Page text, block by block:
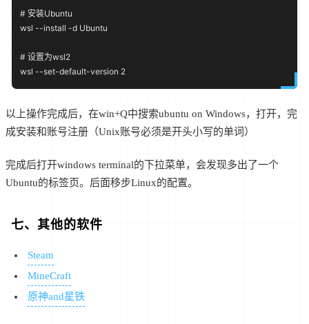
# 安装Ubuntu
wsl --install -d Ubuntu
# 设置为wsl2
以上操作完成后，在win+Q中搜索ubuntu on Windows，打开，完
成安装和账号注册（Unix账号必须是开头小写的单词）
完成后打开windows terminal的下拉菜单，会发现多出了一个
Ubuntu的标签页。后面移步Linux的配置。
七、其他的软件
Steam
MineCraft
原神and星铁